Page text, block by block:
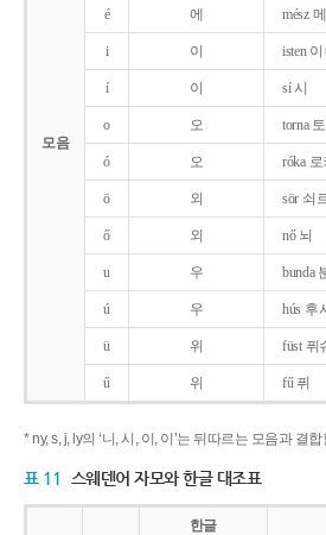
모음
é 에 mész
i 이 isten
í 이 sí 시
o 오 torna
ó 오 róka 로
ö 외 sör 쇠
ő 외 nő 뇌
u 우 bunda
ú 우 hús 후시
ü 위 füst 퓌
ű 위 fű 퓌
* ny, s, j, ly의 ‘니, 시, 이, 이’는 뒤따르는 모음과 결
표 11 스웨덴어 자모와 한글 대조표
한글